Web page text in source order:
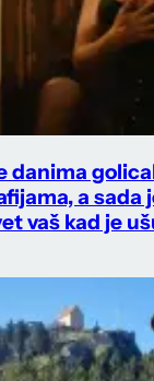
danima
a sada
vaš kad je